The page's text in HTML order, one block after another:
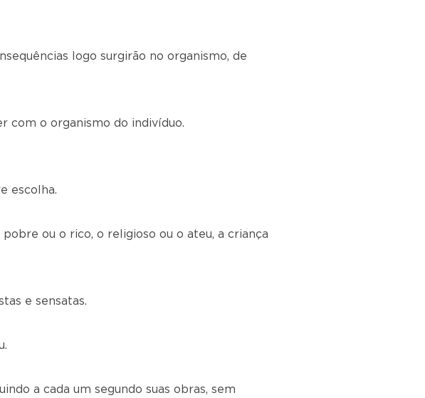
logo surgirão no organismo, de
com o organismo do indivíduo.
escolha.
ou o rico, o religioso ou o ateu, a criança
e sensatas.
a cada um segundo suas obras, sem